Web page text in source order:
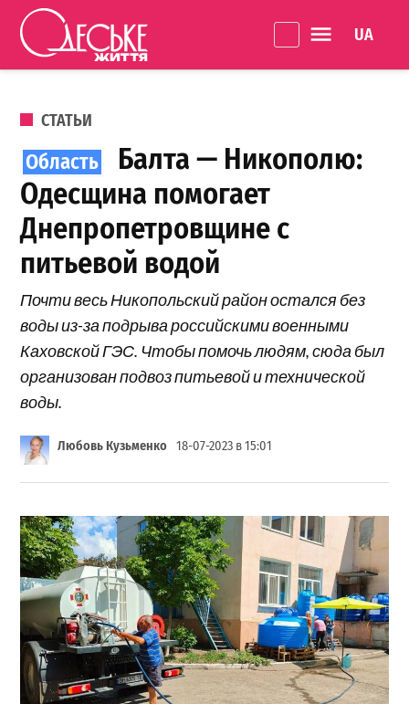
Перейти к содержанию
життя
ОПУБЛИКОВАНО В
СТАТЬИ
Балта — Никополю:
Одесщина помогает
Днепропетровщине с
питьевой водой
Почти весь Никопольский район остался без
воды из-за подрыва российскими военными
Каховской ГЭС. Чтобы помочь людям, сюда был
организован подвоз питьевой и технической
воды.
Любовь Кузьменко 18-07-2023 в 15:01